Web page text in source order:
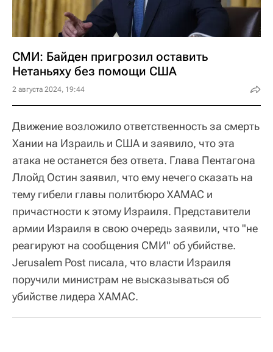
СМИ: Байден пригрозил оставить
Нетаньяху без помощи США
2 августа 2024, 19:44
Движение возложило ответственность за смерть
Хании на Израиль и США и заявило, что эта
атака не останется без ответа. Глава Пентагона
Ллойд Остин заявил, что ему нечего сказать на
тему гибели главы политбюро ХАМАС и
причастности к этому Израиля. Представители
армии Израиля в свою очередь заявили, что "не
реагируют на сообщения СМИ" об убийстве.
Jerusalem Post писала, что власти Израиля
поручили министрам не высказываться об
убийстве лидера ХАМАС.